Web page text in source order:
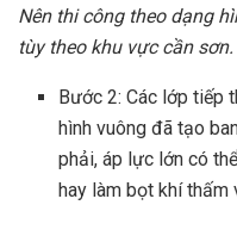
Nên thi công theo dạng
tùy theo khu vực cần sơn.
Bước 2: Các lớp tiếp
hình vuông đã tạo
phải, áp lực lớn có
hay làm bọt khí thấm